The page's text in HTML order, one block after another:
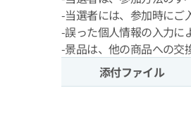
-当選者には、参加時にご
-誤った個人情報の入力に
-景品は、他の商品への交
添付ファイル